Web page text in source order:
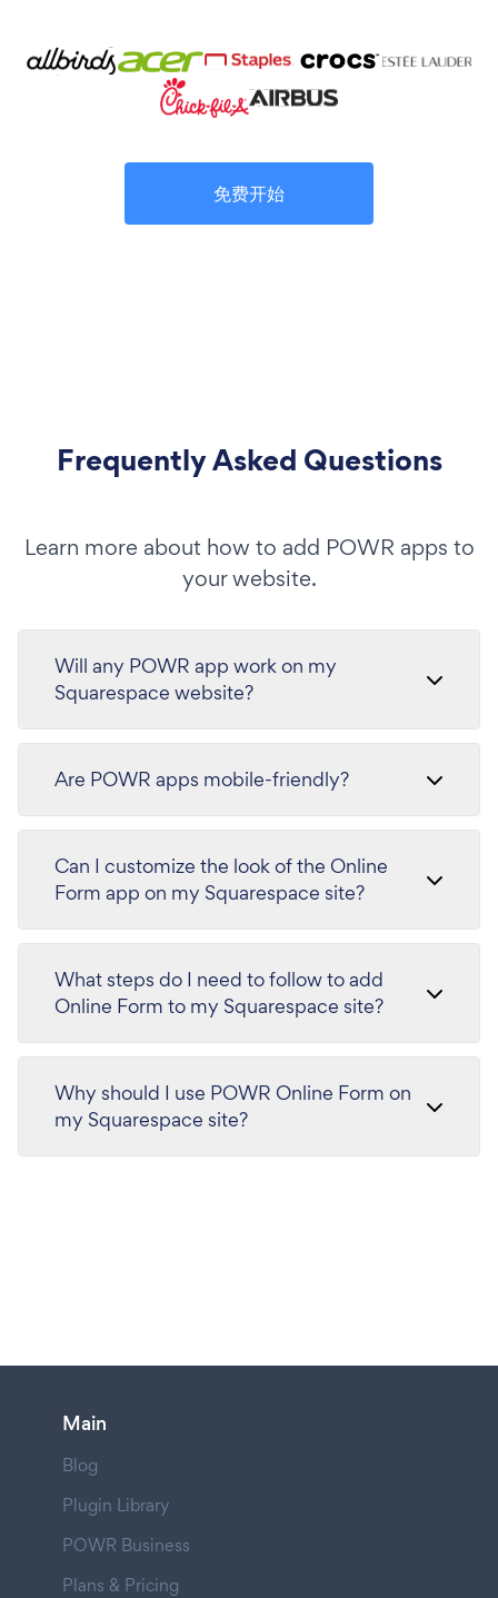
免费开始
Frequently Asked Questions
Learn more about how to add POWR apps to
your website.
Will any POWR app work on my
Squarespace website?
Are POWR apps mobile-friendly?
Can I customize the look of the Online
Form app on my Squarespace site?
What steps do I need to follow to add
Online Form to my Squarespace site?
Why should I use POWR Online Form on
my Squarespace site?
Main
Blog
Plugin Library
POWR Business
Plans & Pricing